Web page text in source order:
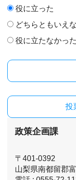
役に立った
どちらともいえ
役に立たなかった
投
政策企画課
〒401-0392
山梨県南都留郡